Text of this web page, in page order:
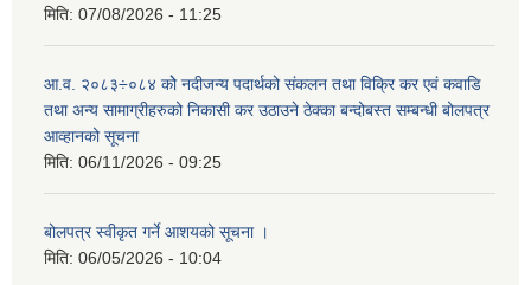
मिति: 07/08/2026 - 11:25
आ.व. २०८३÷०८४ कोे नदीजन्य पदार्थको संकलन तथा विक्रि कर एवं कवाडि
तथा अन्य सामाग्रीहरुको निकासी कर उठाउने ठेक्का बन्दोबस्त सम्बन्धी बोलपत्र
आव्हानको सूचना
मिति: 06/11/2026 - 09:25
बोलपत्र स्वीकृत गर्ने आशयको सूचना ।
मिति: 06/05/2026 - 10:04